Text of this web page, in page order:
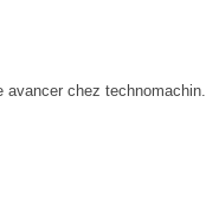
avancer chez technomachin.